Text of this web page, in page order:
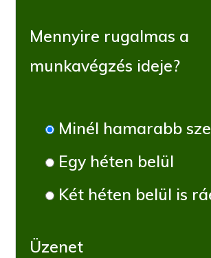
Mennyire rugalmas a
munkavégzés ideje?
Minél hamarabb
Egy héten belül
Két héten belül is
Üzenet